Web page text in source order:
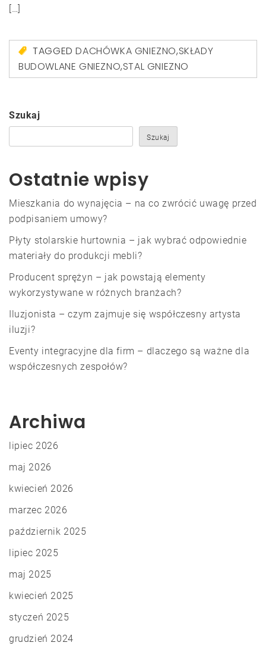
[…]
TAGGEDDACHÓWKA GNIEZNO,SKŁADY
BUDOWLANE GNIEZNO,STAL GNIEZNO
Szukaj
Szukaj
Ostatnie wpisy
Mieszkania do wynajęcia – na co zwrócić uwagę przed
podpisaniem umowy?
Płyty stolarskie hurtownia – jak wybrać odpowiednie
materiały do produkcji mebli?
Producent sprężyn – jak powstają elementy
wykorzystywane w różnych branżach?
Iluzjonista – czym zajmuje się współczesny artysta
iluzji?
Eventy integracyjne dla firm – dlaczego są ważne dla
współczesnych zespołów?
Archiwa
lipiec 2026
maj 2026
kwiecień 2026
marzec 2026
październik 2025
lipiec 2025
maj 2025
kwiecień 2025
styczeń 2025
grudzień 2024